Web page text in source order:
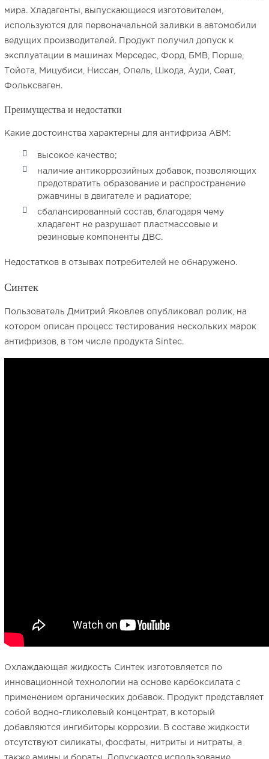
мира. Хладагенты, выпускающиеся изготовителем,
используются для первоначальной заливки в автомобили
ведущих производителей. Продукт получил допуск к
эксплуатации в машинах Мерседес, Форд, БМВ, Порше,
Тойота, Мицубиси, Ниссан, Опель, Шкода, Ауди, Сеат,
Фольксваген.
Преимущества и недостатки
Какие достоинства характерны для антифриза АВМ:
высокое качество;
наличие антикоррозийных добавок, позволяющих
предотвратить образование и распространение
ржавчины в двигателе и радиаторе;
сбалансированный состав, благодаря чему
хладагент не разрушает пластмассовые и
резиновые компоненты ДВС.
Недостатков в отзывах потребителей не обнаружено.
Синтек
Пользователь Дмитрий Яковлев опубликовал ролик, на
котором описан процесс тестирования нескольких марок
антифризов, в том числе продукта Sintec.
Охлаждающая жидкость Синтек изготовляется по
инновационной технологии на основе карбоксилата с
применением органических добавок. Продукт представляет
собой водно-гликолевый концентрат, в который
добавляются ингибиторы коррозии. В составе жидкости
отсутствуют силикаты, фосфаты, нитриты и нитраты, а